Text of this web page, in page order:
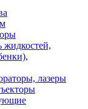
жидкостей,
лазеры